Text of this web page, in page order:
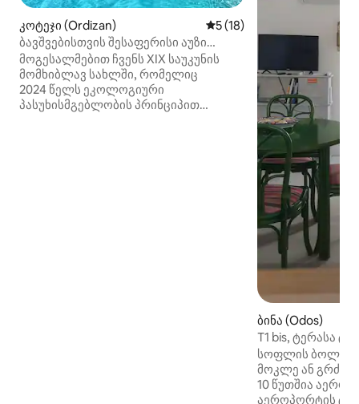
კოტეჯი (Ordizan) საშუალო შეფასებაა
5 (18)
ბავშვებისთვის შესაფერისი აუზი
ბაღით პირენეებში, ტურმალეტში
მოგესალმებით ჩვენს XIX საუკუნის
მომხიბლავ სახლში, რომელიც
2024 წელს ეკოლოგიური
პასუხისმგებლობის პრინციპით
ბინა (Odos)
T1 bis, ტერასა
სოფლის ბოლოს
მოკლე ან
10 წუთშია
აეროპორტის